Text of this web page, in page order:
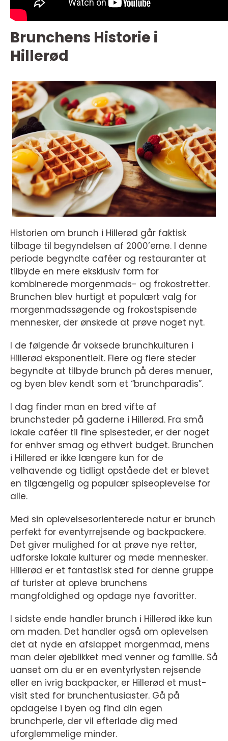
Brunchens Historie i
Hillerød
Historien om brunch i Hillerød går faktisk
tilbage til begyndelsen af 2000’erne. I denne
periode begyndte caféer og restauranter at
tilbyde en mere eksklusiv form for
kombinerede morgenmads- og frokostretter.
Brunchen blev hurtigt et populært valg for
morgenmadssøgende og frokostspisende
mennesker, der ønskede at prøve noget nyt.
I de følgende år voksede brunchkulturen i
Hillerød eksponentielt. Flere og flere steder
begyndte at tilbyde brunch på deres menuer,
og byen blev kendt som et “brunchparadis”.
I dag finder man en bred vifte af
brunchsteder på gaderne i Hillerød. Fra små
lokale caféer til fine spisesteder, er der noget
for enhver smag og ethvert budget. Brunchen
i Hillerød er ikke længere kun for de
velhavende og tidligt opståede det er blevet
en tilgængelig og populær spiseoplevelse for
alle.
Med sin oplevelsesorienterede natur er brunch
perfekt for eventyrrejsende og backpackere.
Det giver mulighed for at prøve nye retter,
udforske lokale kulturer og møde mennesker.
Hillerød er et fantastisk sted for denne gruppe
af turister at opleve brunchens
mangfoldighed og opdage nye favoritter.
I sidste ende handler brunch i Hillerød ikke kun
om maden. Det handler også om oplevelsen
det at nyde en afslappet morgenmad, mens
man deler øjeblikket med venner og familie. Så
uanset om du er en eventyrlysten rejsende
eller en ivrig backpacker, er Hillerød et must-
visit sted for brunchentusiaster. Gå på
opdagelse i byen og find din egen
brunchperle, der vil efterlade dig med
uforglemmelige minder.